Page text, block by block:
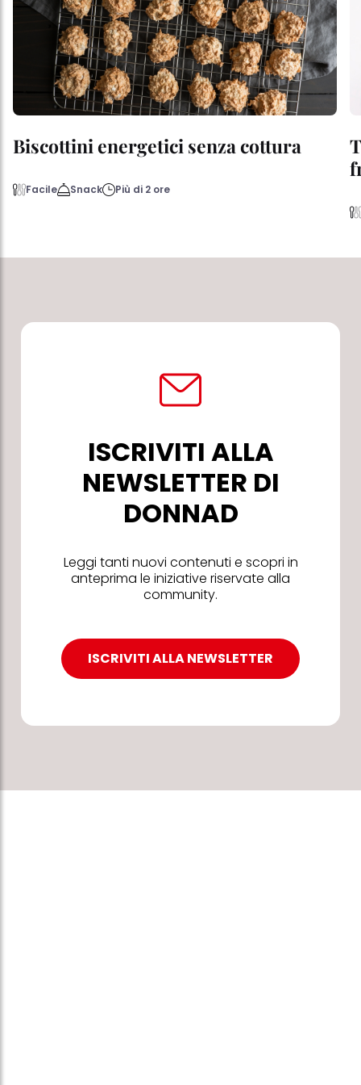
Biscottini energetici senza cottura
Facile Snack Più di 2 ore
ISCRIVITI ALLA
NEWSLETTER DI
DONNAD
Leggi tanti nuovi contenuti e scopri in
anteprima le iniziative riservate alla
community.
ISCRIVITI ALLA NEWSLETTER